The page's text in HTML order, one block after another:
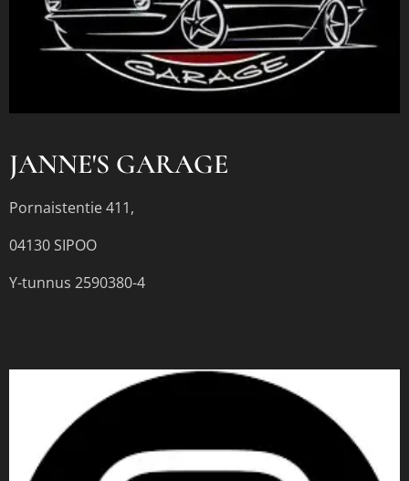
JANNE'S GARAGE
Pornaistentie 411,
04130 SIPOO
Y-tunnus 2590380-4